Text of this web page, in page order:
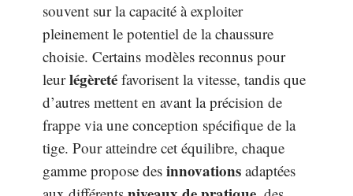
souvent sur la capacité à exploiter
pleinement le potentiel de la chaussure
choisie. Certains modèles reconnus pour
leurlégèreté favorisent la vitesse, tandis que
d’autres mettent en avant la précision de
frappe via une conception spécifique de la
tige. Pour atteindre cet équilibre, chaque
gamme propose des innovations adaptées